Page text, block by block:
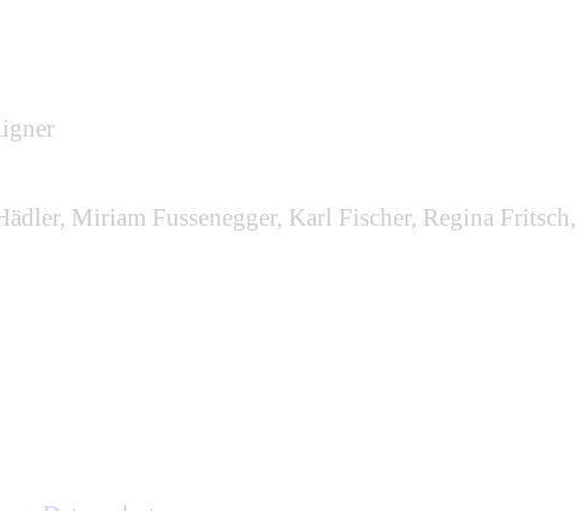
Miriam Fussenegger, Karl Fischer, Regina Fritsch,